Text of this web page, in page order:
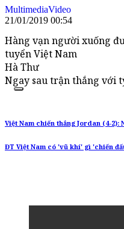
MultimediaVideo
21/01/2019 00:54
Hàng vạn người xuống
tuyển Việt Nam
Hà Thư
Ngay sau trận thắng với
Việt Nam chiến thắng Jordan (4-
ĐT Việt Nam có 'vũ khí' gì 'chiến